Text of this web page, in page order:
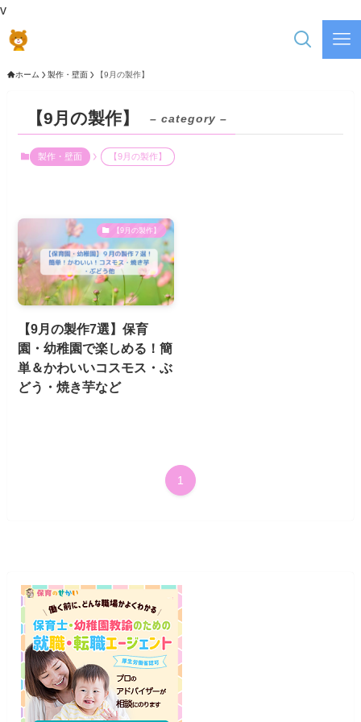
v
ホーム 製作・壁面 【9月の製作】
【9月の製作】 – category –
製作・壁面 【9月の製作】
【9月の製作】
【9月の製作7選】保育
園・幼稚園で楽しめる！簡
単＆かわいいコスモス・ぶ
どう・焼き芋など
1